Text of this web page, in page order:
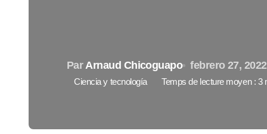
Par Arnaud Chicoguapo febrero 27, 2022
Ciencia y tecnología Temps de lecture moyen : 3